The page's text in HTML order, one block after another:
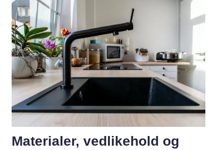
Materialer, vedlikehold og